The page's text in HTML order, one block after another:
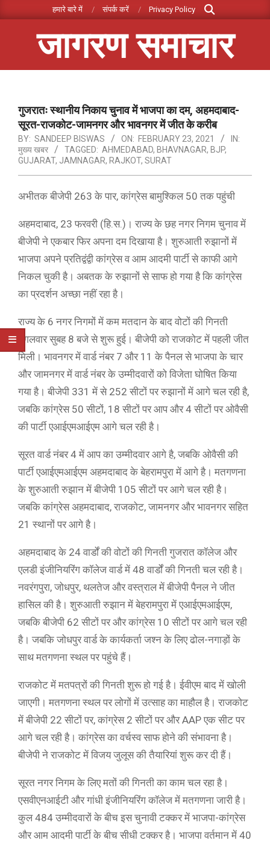
to
हमारे बारे में संपर्क करें Privacy Policy
Search
जागरण समाचार
Menuगुजरातः स्थानीय निकाय चुनाव में भाजपा का दम, अहमदाबाद-
सूरत-राजकोट-जामनगर और भावनगर में जीत के करीब
BY: SANDEEP BISWAS ON: FEBRUARY 23, 2021
IN:
मुख्य खबर
TAGGED: AHMEDABAD, BHAVNAGAR, BJP,
GUJARAT, JAMNAGAR, RAJKOT, SURAT
अभीतक बीजेपी 263 के पार, कांग्रेस बामुश्किल 50 तक पहुंची
अहमदाबाद, 23 फरवरी (हि.स.)। राज्य के छह नगर निगम चुनाव में
बीजेपी ने एकबार फिर अपना दम दिखाया है। शुरुआती रुझानों में
भाजपा अपने प्रतिद्वंद्वी कांग्रेस व आम आदमी पार्टी से काफी आगे
निकल चुकी है। अबतक के रुझानों से साफ हो गया है कि कांग्रेस
का प्रदर्शन अच्छा नहीं रहा है।
राज्य के 6 नगर निगमों में कम मतदान के बाद वोटों की गिनती
मंगलवार सुबह 8 बजे से शुरू हुई। बीजेपी को राजकोट में पहली जीत
मिली। भावनगर में वार्ड नंबर 7 और 11 के पैनल से भाजपा के चार
और जामनगर में वार्ड नंबर के उम्मीदवारों को विजेता घोषित किया
गया है। बीजेपी 331 में से 252 सीटों पर रुझानों में आगे चल रही है,
जबकि कांग्रेस 50 सीटों, 18 सीटों पर आप और 4 सीटों पर ओवैसी
की पार्टी एआईएमआईएम आगे चल रही है।
सूरत वार्ड नंबर 4 में आप का उम्मीदवार आगे है, जबकि ओवैसी की
पार्टी एआईएमआईएम अहमदाबाद के बेहरामपुरा में आगे है। मतगणना
के शुरुआती रुझान में बीजेपी 105 सीटों पर आगे चल रही है।
जबकि कांग्रेस अहमदाबाद, राजकोट, जामनगर और भावनगर सहित
21 स्थानों पर आगे है।
अहमदाबाद के 24 वार्डों की वोटों की गिनती गुजरात कॉलेज और
एलडी इंजीनियरिंग कॉलेज वार्ड में 48 वार्डों की गिनती चल रही है।
नवरंगपुरा, जोधपुर, थलतेज और वस्त्राल में बीजेपी पैनल ने जीत
हासिल की है। शुरुआती रुझान में बेहरामपुरा में एआईएमआईएम,
जबकि बीजेपी 62 सीटों पर और कांग्रेस 10 सीटों पर आगे चल रही
है। जबकि जोधपुर वार्ड के कार्यकर्ता जश्न के लिए ढोल-नगाड़ों के
साथ मतगणना स्थल पर पहुंचे हैं।
राजकोट में मतपत्रों की गिनती शुरू हो गई है। ईवीएम बाद में खोली
जाएगी। मतगणना स्थल पर लोगों में उत्साह का माहौल है। राजकोट
में बीजेपी 22 सीटों पर, कांग्रेस 2 सीटों पर और AAP एक सीट पर
आगे चल रही है। कांग्रेस का वर्चस्व साफ होने की संभावना है।
बीजेपी ने राजकोट में विजय जुलूस की तैयारियां शुरू कर दी हैं।
सूरत नगर निगम के लिए मतों की गिनती का काम चल रहा है।
एसवीएनआईटी और गांधी इंजीनियरिंग कॉलेज में मतगणना जारी है।
कुल 484 उम्मीदवारों के बीच इस चुनावी टक्कर में भाजपा-कांग्रेस
और आम आदमी पार्टी के बीच सीधी टक्कर है। भाजपा वर्तमान में 40